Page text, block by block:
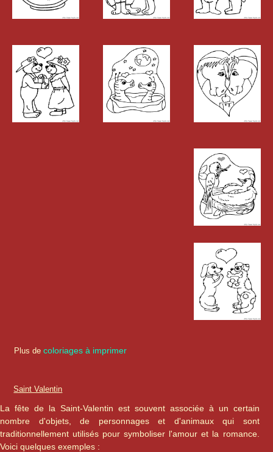
Plus decoloriages à imprimer
Saint Valentin
La fête de la Saint-Valentin est souvent associée à un certain
nombre d'objets, de personnages et d'animaux qui sont
traditionnellement utilisés pour symboliser l'amour et la romance.
Voici quelques exemples :